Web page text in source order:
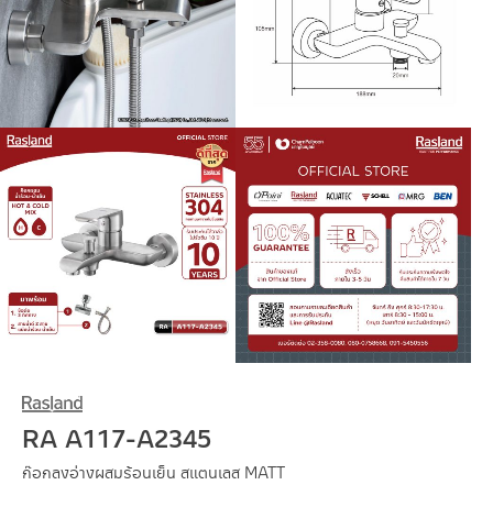
RA A117-A2345
ก๊อกลงอ่างผสมร้อนเย็น สแตนเลส MATT